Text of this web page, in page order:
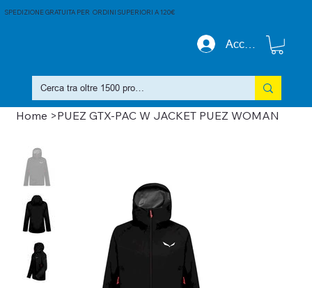
Accedi
SPEDIZIONE GRATUITA PER ORDINI SUPERIORI A 120€
Home >PUEZ GTX-PAC W JACKET PUEZ WOMAN